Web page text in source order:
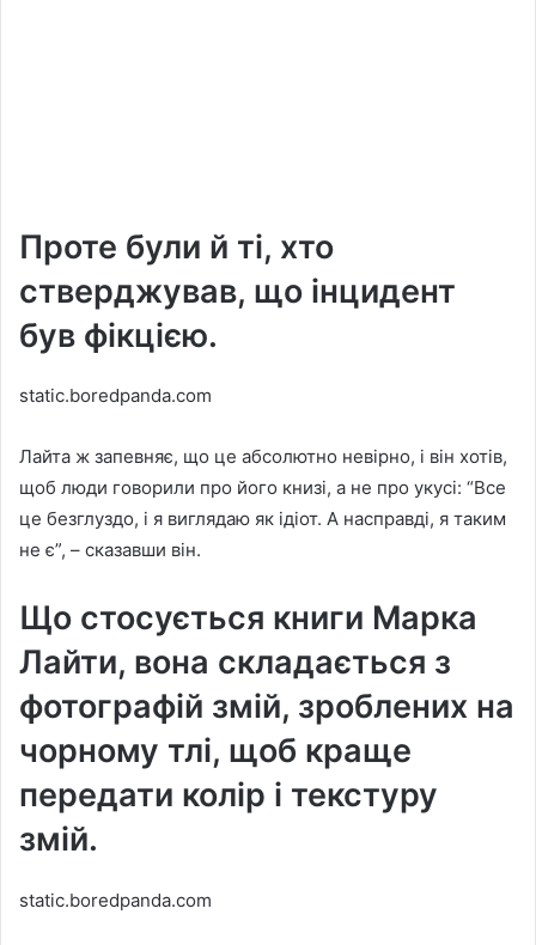
Проте були й ті, хто
стверджував, що інцидент
був фікцією.
static.boredpanda.com
Лайта ж запевняє, що це абсолютно невірно, і він хотів,
щоб люди говорили про його книзі, а не про укусі: “Все
це безглуздо, і я виглядаю як ідіот. А насправді, я таким
не є”, – сказавши він.
Що стосується книги Марка
Лайти, вона складається з
фотографій змій, зроблених на
чорному тлі, щоб краще
передати колір і текстуру
змій.
static.boredpanda.com